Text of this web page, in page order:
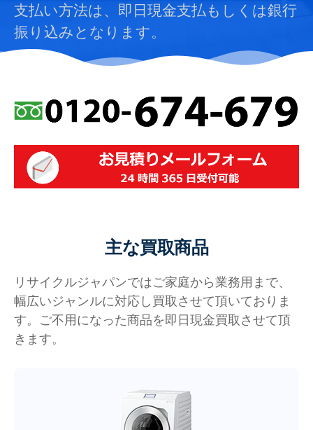
支払い方法は、即日現金支払もしくは銀行
振り込みとなります。
主な買取商品
リサイクルジャパンではご家庭から業務用まで、
幅広いジャンルに対応し買取させて頂いておりま
す。ご不用になった商品を即日現金買取させて頂
きます。